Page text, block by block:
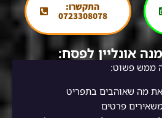
התקשרו:
0723308078
אונליין לפסח:
ממש פשוט:
מה שאוהבים בתפריט
פרטים